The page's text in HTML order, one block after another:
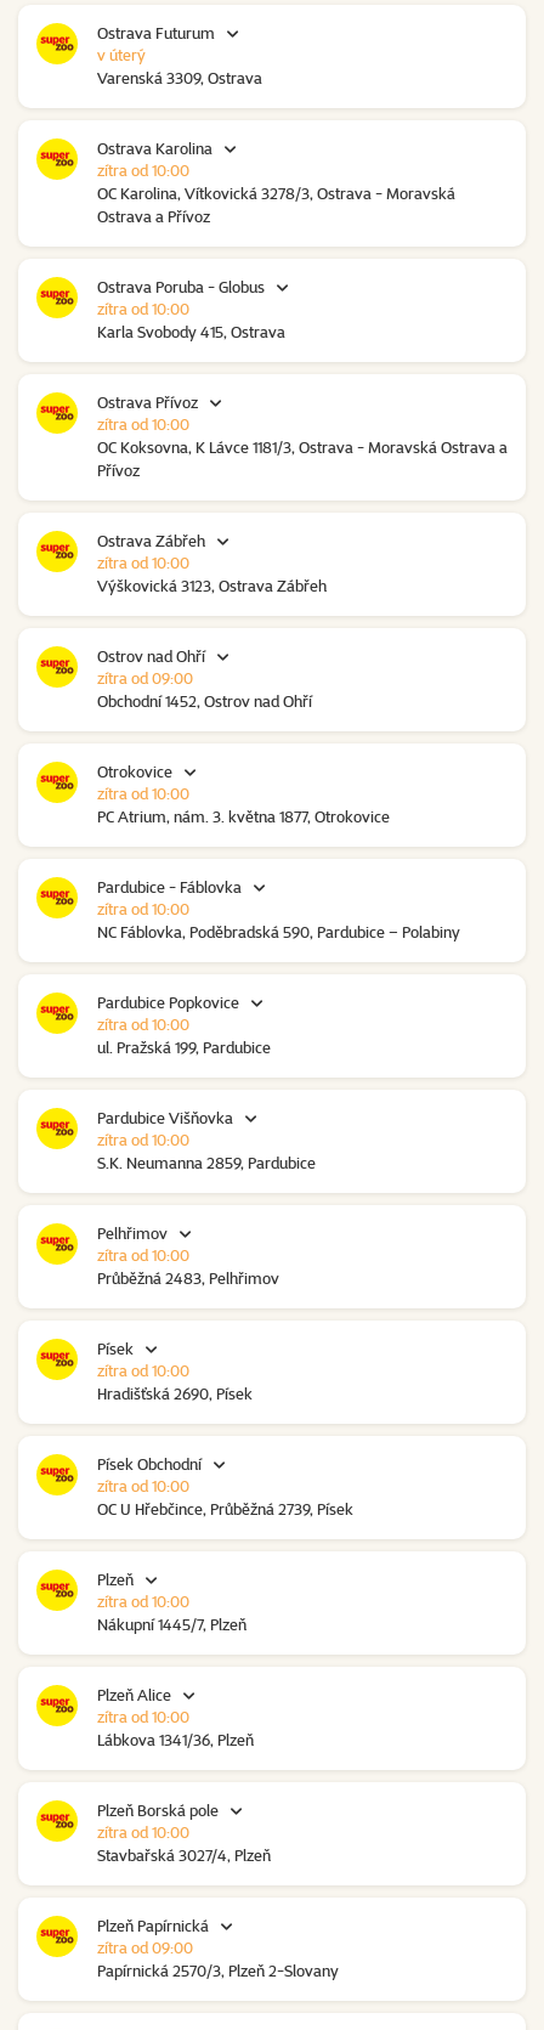
Ostrava Futurum
Varenská 3309, Ostrava
v úterý
Ostrava Karolina
OC Karolina, Vítkovická 3278/3, Ostrava - Moravská
Ostrava a Přívoz
zítra od 10:00
Ostrava Poruba - Globus
Karla Svobody 415, Ostrava
zítra od 10:00
Ostrava Přívoz
OC Koksovna, K Lávce 1181/3, Ostrava - Moravská Ostrava a
Přívoz
zítra od 10:00
Ostrava Zábřeh
Výškovická 3123, Ostrava Zábřeh
zítra od 10:00
Ostrov nad Ohří
Obchodní 1452, Ostrov nad Ohří
zítra od 09:00
Otrokovice
PC Atrium, nám. 3. května 1877, Otrokovice
zítra od 10:00
Pardubice - Fáblovka
NC Fáblovka, Poděbradská 590, Pardubice – Polabiny
zítra od 10:00
Pardubice Popkovice
ul. Pražská 199, Pardubice
zítra od 10:00
Pardubice Višňovka
S.K. Neumanna 2859, Pardubice
zítra od 10:00
Pelhřimov
Průběžná 2483, Pelhřimov
zítra od 10:00
Písek
Hradišťská 2690, Písek
zítra od 10:00
Písek Obchodní
OC U Hřebčince, Průběžná 2739, Písek
zítra od 10:00
Plzeň
Nákupní 1445/7, Plzeň
zítra od 10:00
Plzeň Alice
Lábkova 1341/36, Plzeň
zítra od 10:00
Plzeň Borská pole
Stavbařská 3027/4, Plzeň
zítra od 10:00
Plzeň Papírnická
Papírnická 2570/3, Plzeň 2-Slovany
zítra od 09:00